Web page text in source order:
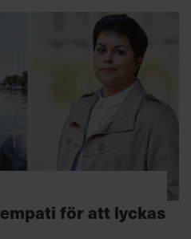
för att lyckas